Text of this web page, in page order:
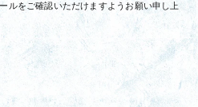
ルをご確認いただけますようお願い申し上